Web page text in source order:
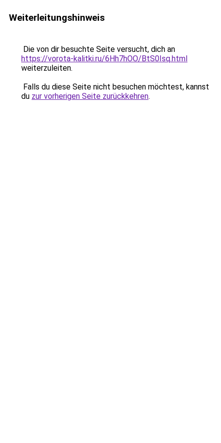
Weiterleitungshinweis
Die von dir besuchte Seite versucht, dich an
https://vorota-kalitki.ru/6Hh7hOO/BtS0Isq.html
weiterzuleiten.
Falls du diese Seite nicht besuchen möchtest, kannst
du zur vorherigen Seite zurückkehren.